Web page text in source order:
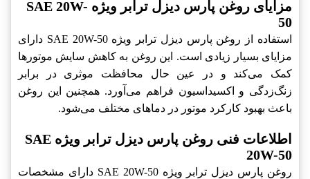
مزایای روغن پارس دیزل ترابر ویژه SAE 20W-
50
استفاده از روغن پارس دیزل ترابر ویژه SAE 20W-50 دارای
مزایای بسیار زیادی است. این روغن به کاهش سایش موتورها
کمک می‌کند و در عین حال محافظت موثری در برابر
زنگ‌زدگی و اکسیداسیون فراهم می‌آورد. همچنین این روغن
باعث بهبود کارکرد موتور در دماهای مختلف می‌شود.
اطلاعات فنی روغن پارس دیزل ترابر ویژه SAE
20W-50
روغن پارس دیزل ترابر ویژه SAE 20W-50 دارای مشخصات